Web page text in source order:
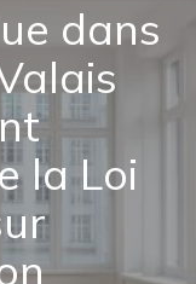
dans
la Loi